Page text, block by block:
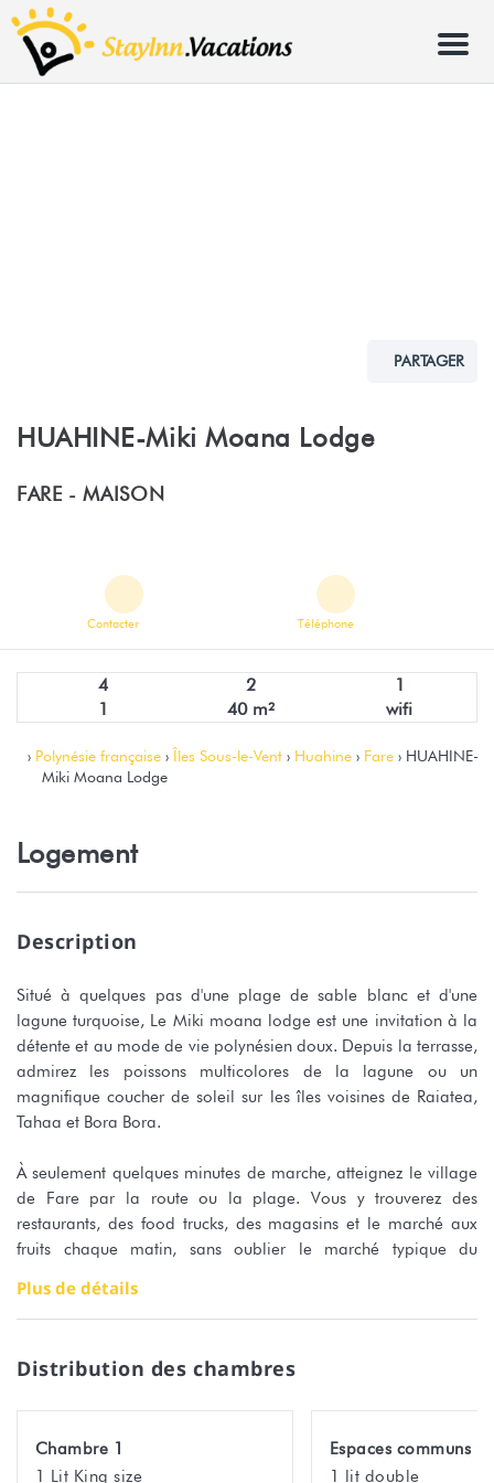
Menu
PARTAGER
HUAHINE-Miki Moana Lodge
FARE -MAISON
Contacter Téléphone
4 2
1
1
40 m² wifi
› Polynésie française › Îles Sous-le-Vent › Huahine › Fare › HUAHINE-
Miki Moana Lodge
Logement
Description
Situé à quelques pas d'une plage de sable blanc et d'une
lagune turquoise, Le Miki moana lodge est une invitation à la
détente et au mode de vie polynésien doux. Depuis la terrasse,
admirez les poissons multicolores de la lagune ou un
magnifique coucher de soleil sur les îles voisines de Raiatea,
Tahaa et Bora Bora.
À seulement quelques minutes de marche, atteignez le village
de Fare par la route ou la plage. Vous y trouverez des
restaurants, des food trucks, des magasins et le marché aux
fruits chaque matin, sans oublier le marché typique du
Tout est prêt pour un séjour inoubliable à Huahine !
Le lodge Miki miki offre un accès direct à la plage et dispose
double et une salle de bain attenante. Vous apprécierez un
jardin arrière calme, le Wi-Fi gratuit, la climatisation, la
Plus de détails
Distribution des chambres
Chambre 1
1 Lit King size
Espaces communs
1 lit double